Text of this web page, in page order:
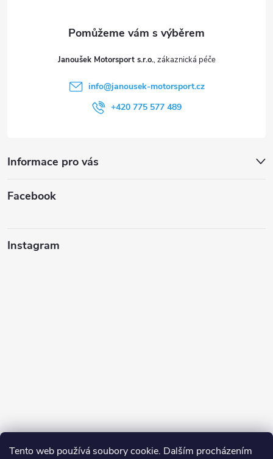
Tento web používá soubory cookie. Dalším procházením
Janoušek Motorsport s.r.o.
info@janousek-motorsport.cz
+420 775 577 489
Informace pro vás
Facebook
Instagram